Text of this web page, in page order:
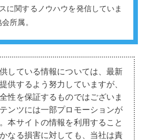
に関するノウハウを発信していま
所属。
している情報については、最新
供するよう努力していますが、
性を保証するものではございま
ンツには一部プロモーションが
本サイトの情報を利用すること
なる損害に対しても、当社は責